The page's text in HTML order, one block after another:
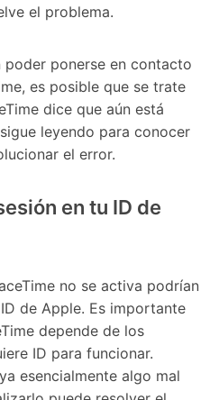
el problema.󠀲󠀩󠀠󠀥󠀦󠀩󠀤󠀧󠀳
ponerse en contacto
es posible que se trate
dice que aún está
leyendo para conocer
el error.󠀲󠀩󠀠󠀥󠀦󠀩󠀤󠀩󠀳
en tu ID de
no se activa podrían
de Apple.󠀲󠀩󠀠󠀥󠀦󠀩󠀥󠀢󠀳󠀰 Es importante
depende de los
ID para funcionar.󠀲󠀩󠀠󠀥󠀦󠀩󠀥󠀣󠀳󠀰
esencialmente algo mal